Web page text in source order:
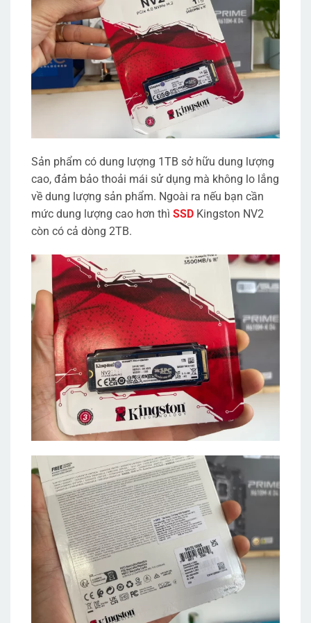
Sản phẩm có dung lượng 1TB sở hữu dung lượng
cao, đảm bảo thoải mái sử dụng mà không lo lắng
về dung lượng sản phẩm. Ngoài ra nếu bạn cần
mức dung lượng cao hơn thì SSD Kingston NV2
còn có cả dòng 2TB.